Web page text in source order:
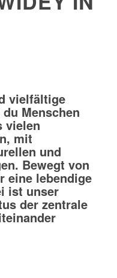
vielfältige
Menschen
vielen
mit
und
Bewegt von
eine lebendige
ist unser
der zentrale